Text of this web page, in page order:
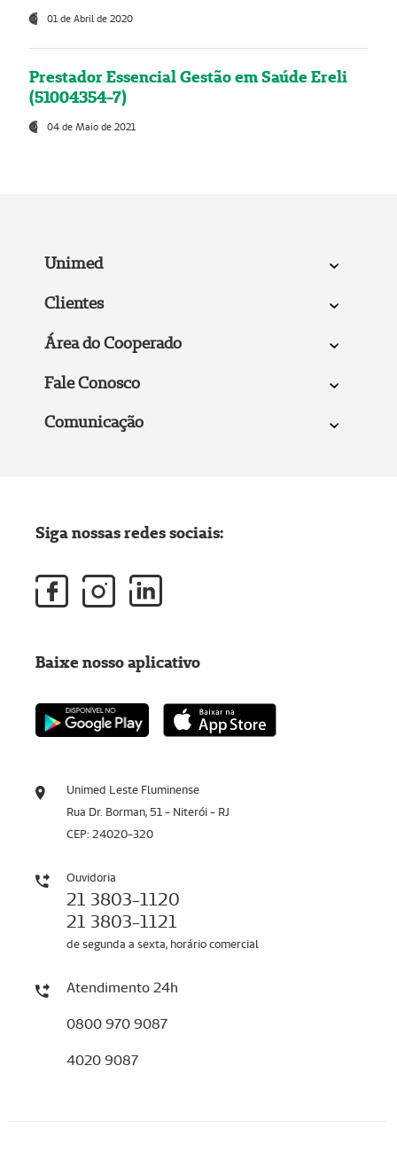
01 de Abril de 2020
Prestador Essencial Gestão em Saúde Ereli
(51004354-7)
04 de Maio de 2021
Unimed
Clientes
Área do Cooperado
Fale Conosco
Comunicação
Unimed Leste Fluminense
Rua Dr. Borman, 51 - Niterói - RJ
CEP: 24020-320
Ouvidoria
21 3803-1120
21 3803-1121
de segunda a sexta, horário comercial
Atendimento 24h
0800 970 9087
4020 9087
Siga nossas redes sociais:
Baixe nosso aplicativo